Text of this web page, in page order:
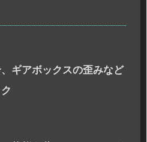
ギアボックスの歪みなど